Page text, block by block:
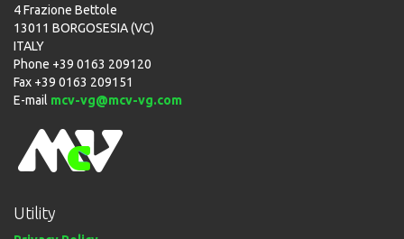
4 Frazione Bettole
13011 BORGOSESIA (VC)
ITALY
Phone +39 0163 209120
Fax +39 0163 209151
E-mail mcv-vg@mcv-vg.com
Utility